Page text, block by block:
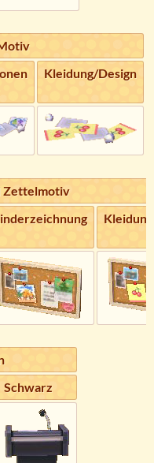
Kleidung/Design
Zettelmotiv
Schwarz